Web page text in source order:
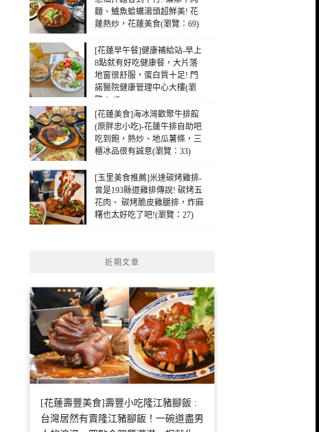
麵、鱸魚蛤蠣湯頭超鮮美! 花
蓮熱炒，花蓮美食(瀏覽：69)
[花蓮早午餐]健康補給站-早上
8點就有好吃健康餐，大片落
地窗很舒服，蛋白質十足! 門
諾醫院健康管理中心大樓(瀏
覽：47)
[花蓮美食]海冰灣歡聚牛排館
(原胖忠小吃)-花蓮牛排自助吧
吃到飽，熱炒、地瓜薯條，三
櫃冰品很有誠意(瀏覽：33)
[玉里美食推薦]米達碳烤雞排-
曾是193縣道雞排傳說! 碳烤五
花肉、 碳烤脆皮雞腿排，炸麻
糬也太好吃了吧!(瀏覽：27)
近期文章
[花蓮壽豐美食]壽豐小吃隆江豬腳飯 :
台灣居然有賣隆江豬腳飯！一碗道盡男